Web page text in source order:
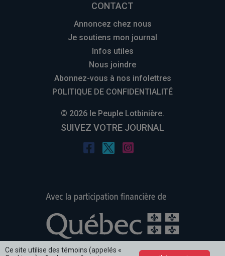
CONTACT
Annoncez chez nous
Je soutiens mon journal
Infos utiles
Nous joindre
Abonnez-vous à nos infolettres
POLITIQUE DE CONFIDENTIALITÉ
© 2026 le Peuple Lotbinière.
SUIVEZ VOTRE JOURNAL
Ce site utilise des témoins (appelés «